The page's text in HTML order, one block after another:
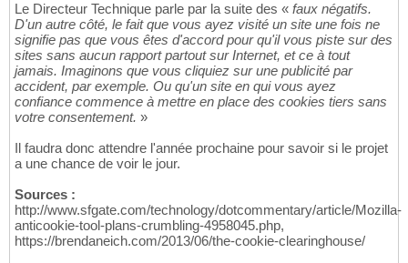
Le Directeur Technique parle par la suite des « faux négatifs.
D'un autre côté, le fait que vous ayez visité un site une fois ne
signifie pas que vous êtes d'accord pour qu'il vous piste sur des
sites sans aucun rapport partout sur Internet, et ce à tout
jamais. Imaginons que vous cliquiez sur une publicité par
accident, par exemple. Ou qu'un site en qui vous ayez
confiance commence à mettre en place des cookies tiers sans
votre consentement. »
Il faudra donc attendre l'année prochaine pour savoir si le projet
a une chance de voir le jour.
Sources :
http://www.sfgate.com/technology/dotcommentary/article/Mozilla-
anticookie-tool-plans-crumbling-4958045.php,
https://brendaneich.com/2013/06/the-cookie-clearinghouse/